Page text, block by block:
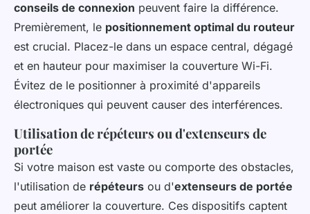
conseils de connexion peuvent faire la différence.
Premièrement, le positionnement optimal du routeur
est crucial. Placez-le dans un espace central, dégagé
et en hauteur pour maximiser la couverture Wi-Fi.
Évitez de le positionner à proximité d'appareils
électroniques qui peuvent causer des interférences.
Utilisation de répéteurs ou d'extenseurs de
portée
Si votre maison est vaste ou comporte des obstacles,
l'utilisation de répéteurs ou d'extenseurs de portée
peut améliorer la couverture. Ces dispositifs captent